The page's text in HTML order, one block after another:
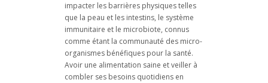
impacter les barrières physiques telles
que la peau et les intestins, le système
immunitaire et le microbiote, connus
comme étant la communauté des micro-
organismes bénéfiques pour la santé.
Avoir une alimentation saine et veiller à
combler ses besoins quotidiens en